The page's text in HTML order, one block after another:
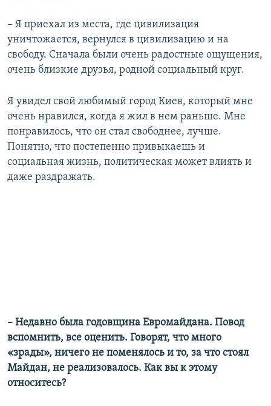
– Я приехал из места, где цивилизация
уничтожается, вернулся в цивилизацию и на
свободу. Сначала были очень радостные ощущения,
очень близкие друзья, родной социальный круг.
Я увидел свой любимый город Киев, который мне
очень нравился, когда я жил в нем раньше. Мне
понравилось, что он стал свободнее, лучше.
Понятно, что постепенно привыкаешь и
социальная жизнь, политическая может влиять и
даже раздражать.
– Недавно была годовщина Евромайдана. Повод
вспомнить, все оценить. Говорят, что много
«зрады», ничего не поменялось и то, за что стоял
Майдан, не реализовалось. Как вы к этому
относитесь?